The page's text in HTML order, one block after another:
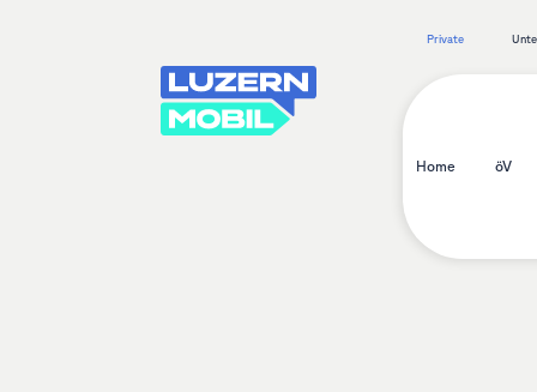
Private
Home öV